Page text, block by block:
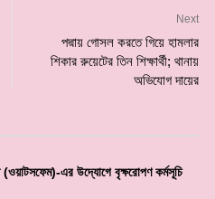
Next
পদ্মায় গোসল করতে গিয়ে হামলার
শিকার রুয়েটের তিন শিক্ষার্থী; থানায়
অভিযোগ দায়ের
(ওয়াটসফেম)-এর উদ্যোগে বৃক্ষরোপণ কর্মসূচি